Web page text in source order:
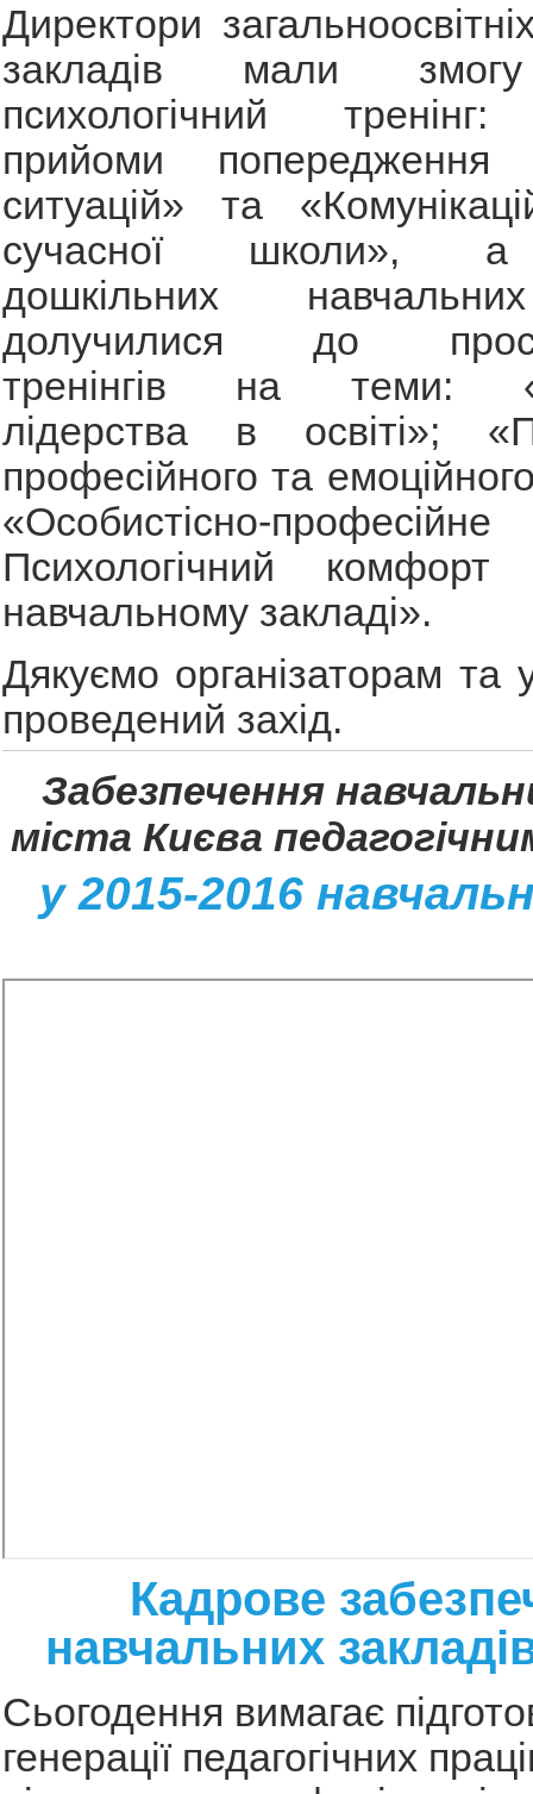
Директори
закладів мали змогу
психологічний тренінг:
прийоми попередження
ситуацій» та
сучасної школи», а
дошкільних
долучилися до
тренінгів на теми:
лідерства в освіті»;
професійного та
«Особистісно-
Психологічний
навчальному закладі».
Дякуємо організаторам та
проведений захід.
Забезпечення
міста Києва
у 2015-2016
Кадрове
навчальних
Сьогодення вимагає
генерації педагогічних